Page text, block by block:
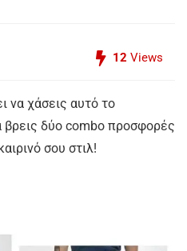
12 Views
να χάσεις αυτό το
βρεις δύο combo προσφορές
σου στιλ!